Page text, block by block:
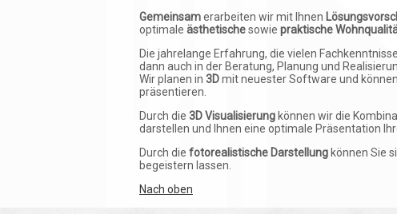
Gemeinsamerarbeiten wir mit Ihnen
optimale ästhetischesowie praktische
Die jahrelange Erfahrung, die vielen
dann auch in der Beratung, Planung und
Wir planen in 3Dmit neuester Software und
präsentieren.
Durch die 3D Visualisierung können wir die
darstellen und Ihnen eine optimale Präsentation
Durch die fotorealistische Darstellung können Sie
begeistern lassen.
Nach oben